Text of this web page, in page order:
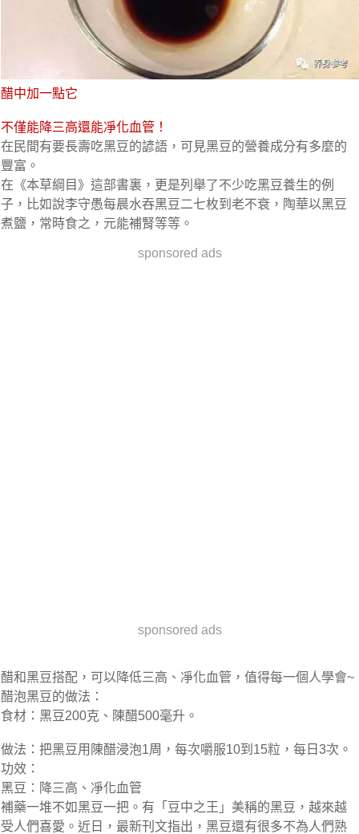
醋中加一點它
不僅能降三高還能凈化血管！
在民間有要長壽吃黑豆的諺語，可見黑豆的營養成分有多麼的
豐富。
在《本草綱目》這部書裏，更是列舉了不少吃黑豆養生的例
子，比如說李守愚每晨水吞黑豆二七枚到老不衰，陶華以黑豆
煮鹽，常時食之，元能補腎等等。
sponsored ads
sponsored ads
醋和黑豆搭配，可以降低三高、凈化血管，值得每一個人學會~
醋泡黑豆的做法：
食材： 黑豆200克、陳醋500毫升。
做法： 把黑豆用陳醋浸泡1周，每次嚼服10到15粒，每日3次。
功效：
黑豆：降三高、凈化血管
補藥一堆不如黑豆一把。有「豆中之王」美稱的黑豆，越來越
受人們喜愛。近日，最新刊文指出，黑豆還有很多不為人們熟